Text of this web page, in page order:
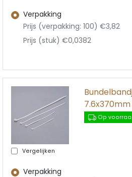
Verpakking
Prijs (verpakking: 100) €3,82
Prijs (stuk) €0,0382
Vergelijken
Op
Verpakking